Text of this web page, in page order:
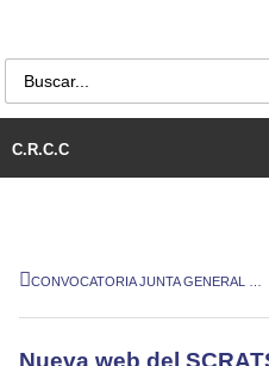
C.R.C.C
Nueva web del